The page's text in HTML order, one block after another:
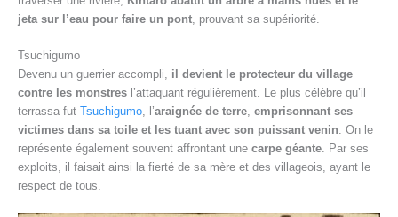
jeta sur l’eau pour faire un pont , prouvant sa supériorité.
Tsuchigumo
Devenu un guerrier accompli, il devient le protecteur du village
contre les monstres l’attaquant régulièrement. Le plus célèbre qu’il
terrassa fut Tsuchigumo, l’araignée de terre, emprisonnant ses
victimes dans sa toile et les tuant avec son puissant venin. On le
représente également souvent affrontant une carpe géante. Par ses
exploits, il faisait ainsi la fierté de sa mère et des villageois, ayant le
respect de tous.